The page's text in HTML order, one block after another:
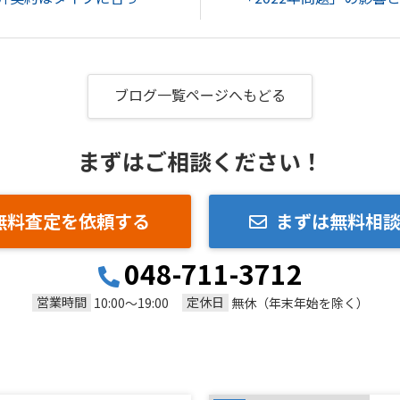
ブログ一覧ページへもどる
まずはご相談ください！
料査定を依頼する まずは無料相
048-711-3712
営業時間 10:00～19:00 定休日 無休（年末年始を除く）